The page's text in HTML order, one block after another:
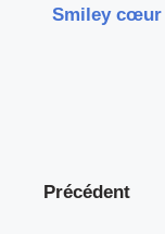
Smiley cœur
Précédent